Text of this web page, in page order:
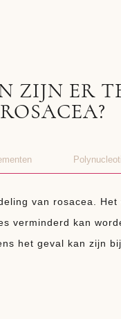
ZIJN ER
van rosacea. Het
verminderd kan
het geval kan zijn